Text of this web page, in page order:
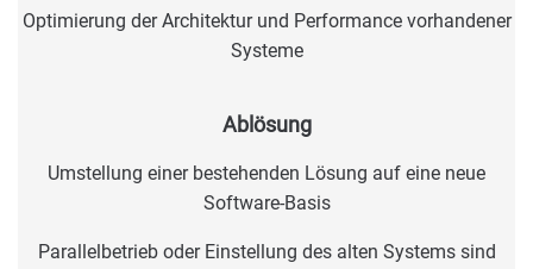
Optimierung der Architektur und Performance vorhandener
Systeme
Ablösung
Umstellung einer bestehenden Lösung auf eine neue
Software-Basis
Parallelbetrieb oder Einstellung des alten Systems sind